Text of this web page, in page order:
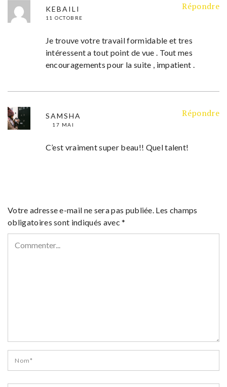
KEBAILI
11 OCTOBRE
Répondre
Je trouve votre travail formidable et tres
intéressent a tout point de vue . Tout mes
encouragements pour la suite , impatient .
SAMSHA
17 MAI
Répondre
C’est vraiment super beau!! Quel talent!
Votre adresse e-mail ne sera pas publiée. Les champs
obligatoires sont indiqués avec*